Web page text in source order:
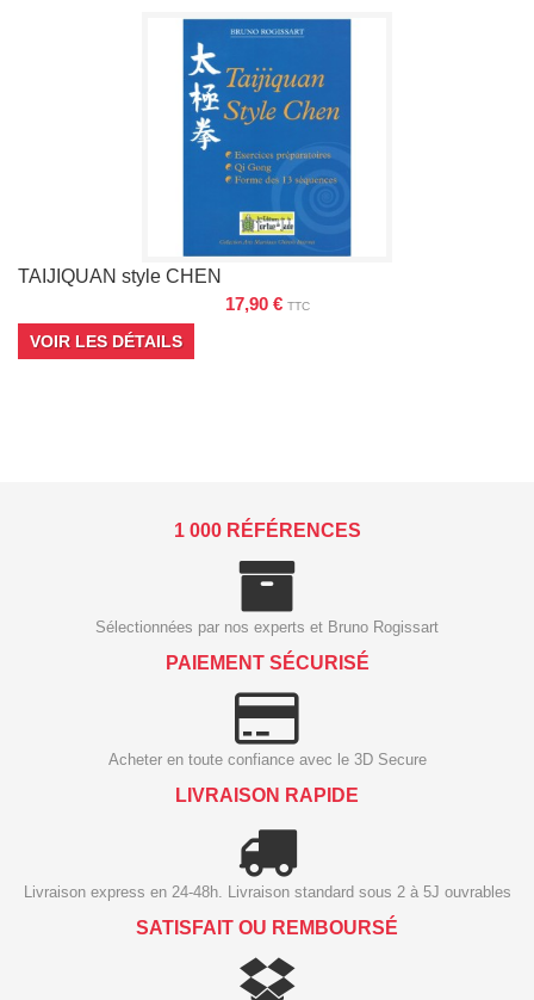
TAIJIQUAN style CHEN
17,90 € TTC
VOIR LES DÉTAILS
1 000 RÉFÉRENCES
Sélectionnées par nos experts et Bruno Rogissart
PAIEMENT SÉCURISÉ
Acheter en toute confiance avec le 3D Secure
LIVRAISON RAPIDE
Livraison express en 24-48h. Livraison standard sous 2 à 5J ouvrables
SATISFAIT OU REMBOURSÉ